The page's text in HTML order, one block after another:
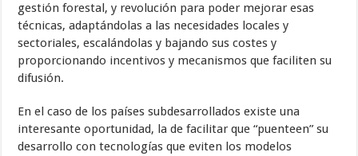
gestión forestal, y revolución para poder mejorar esas
técnicas, adaptándolas a las necesidades locales y
sectoriales, escalándolas y bajando sus costes y
proporcionando incentivos y mecanismos que faciliten su
difusión.
En el caso de los países subdesarrollados existe una
interesante oportunidad, la de facilitar que “puenteen” su
desarrollo con tecnologías que eviten los modelos